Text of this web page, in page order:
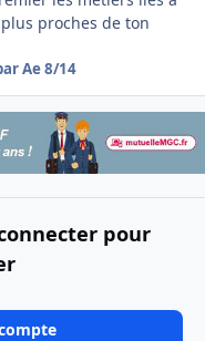
proches de ton
Ae 8/14
pour